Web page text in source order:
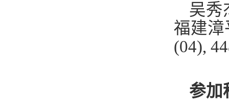
吴秀
福建漳
(04),
参加